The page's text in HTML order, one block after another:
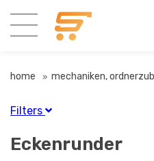
home mechaniken,
Filters
Gerät für
Eckenrunder